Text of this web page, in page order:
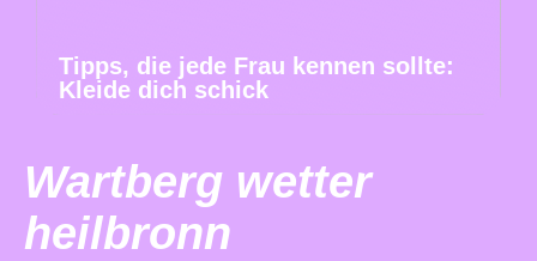
Tipps, die jede Frau kennen sollte:
Kleide dich schick
Wartberg wetter
heilbronn